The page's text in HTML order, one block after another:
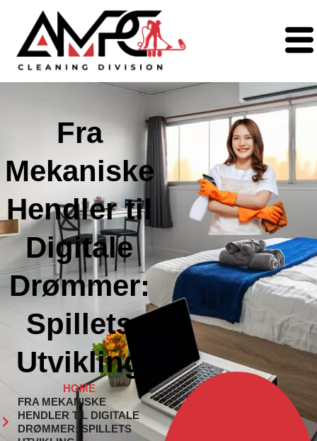
Fra
Mekaniske
Hendler til
Digitale
Drømmer:
Spillets
Utvikling
HOME
FRA MEKANISKE
HENDLER TIL DIGITALE
DRØMMER: SPILLETS